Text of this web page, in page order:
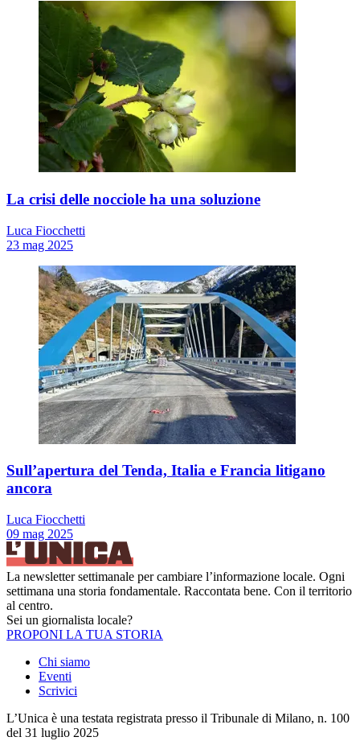
La crisi delle nocciole ha una soluzione
Luca Fiocchetti
23 mag 2025
Sull’apertura del Tenda, Italia e Francia litigano
ancora
Luca Fiocchetti
09 mag 2025
La newsletter settimanale per cambiare l’informazione locale. Ogni
settimana una storia fondamentale. Raccontata bene. Con il territorio
al centro.
Sei un giornalista locale?
PROPONI LA TUA STORIA
Chi siamo
Eventi
Scrivici
L’Unica è una testata registrata presso il Tribunale di Milano, n. 100
del 31 luglio 2025